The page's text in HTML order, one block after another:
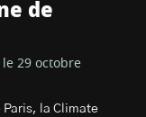
de
le 29 octobre
Paris, la Climate